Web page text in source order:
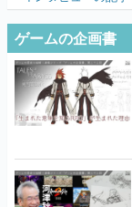
ゲームの企画書